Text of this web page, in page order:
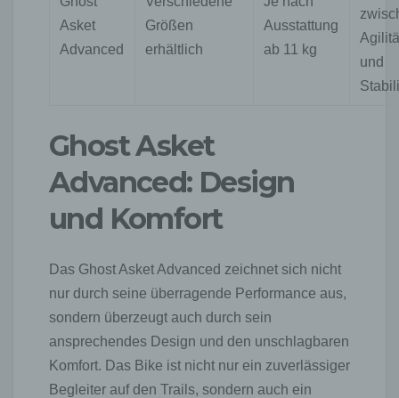
Asket
Advanced
Größen
erhältlich
Ausstattung
ab 11 kg
und
Ghost Asket
Advanced: Design
und Komfort
Das Ghost Asket Advanced zeichnet sich nicht
nur durch seine überragende Performance aus,
sondern überzeugt auch durch sein
ansprechendes Design und den unschlagbaren
Komfort. Das Bike ist nicht nur ein zuverlässiger
Begleiter auf den Trails, sondern auch ein